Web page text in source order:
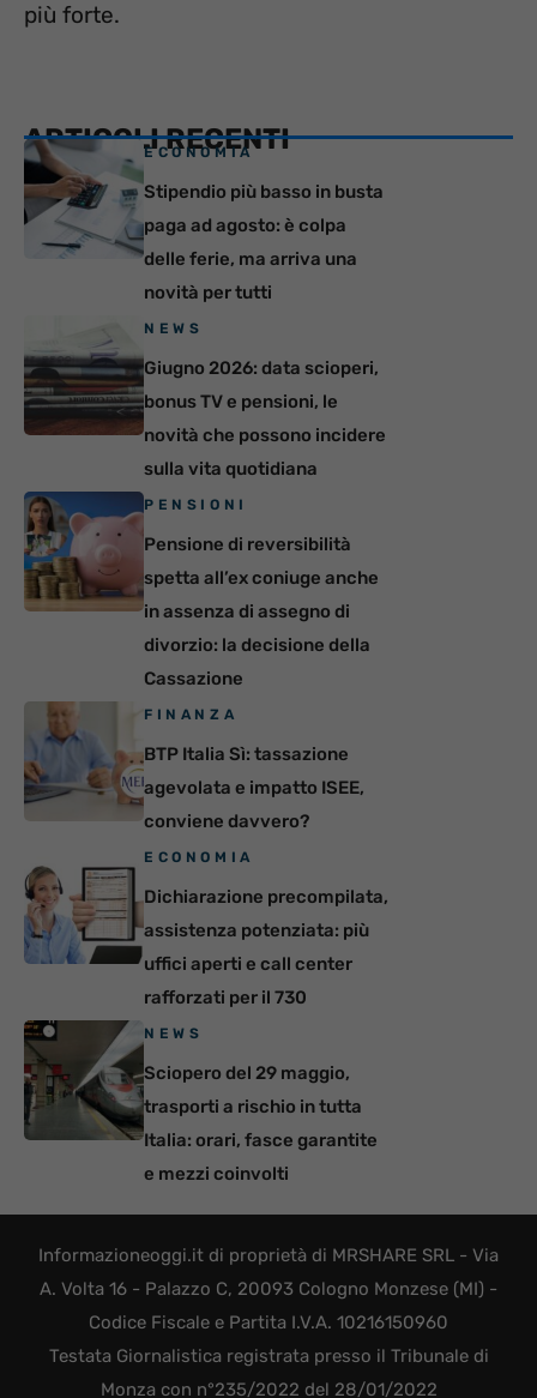
più forte.
ARTICOLI RECENTI
ECONOMIA
Stipendio più basso in busta
paga ad agosto: è colpa
delle ferie, ma arriva una
novità per tutti
NEWS
Giugno 2026: data scioperi,
bonus TV e pensioni, le
novità che possono incidere
sulla vita quotidiana
PENSIONI
Pensione di reversibilità
spetta all’ex coniuge anche
in assenza di assegno di
divorzio: la decisione della
Cassazione
FINANZA
BTP Italia Sì: tassazione
agevolata e impatto ISEE,
conviene davvero?
ECONOMIA
Dichiarazione precompilata,
assistenza potenziata: più
uffici aperti e call center
rafforzati per il 730
NEWS
Sciopero del 29 maggio,
trasporti a rischio in tutta
Italia: orari, fasce garantite
e mezzi coinvolti
Informazioneoggi.it di proprietà di MRSHARE SRL - Via
A. Volta 16 - Palazzo C, 20093 Cologno Monzese (MI) -
Codice Fiscale e Partita I.V.A. 10216150960
Testata Giornalistica registrata presso il Tribunale di
Monza con n°235/2022 del 28/01/2022